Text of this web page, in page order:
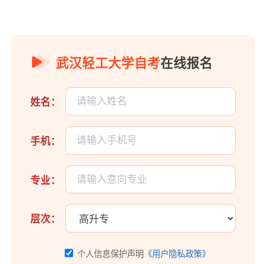
武汉轻工大学自考在线报名
姓名：
手机：
专业：
层次：
个人信息保护声明 《用户隐私政策》